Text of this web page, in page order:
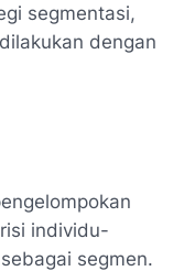
segmentasi,
dengan
individu-
segmen.